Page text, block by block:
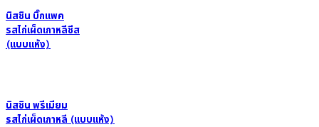
นิสชิน บิ๊กแพค
รสไก่เผ็ดเกาหลีชีส
(แบบแห้ง)
นิสชิน พรีเมียม
รสไก่เผ็ดเกาหลี (แบบแห้ง)